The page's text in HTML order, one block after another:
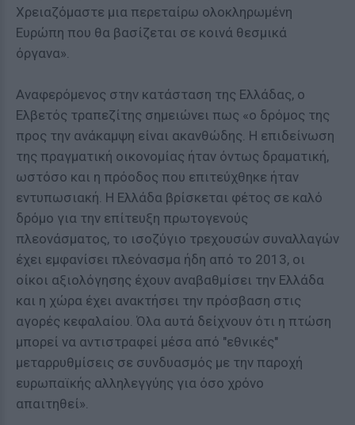
Χρειαζόμαστε μια περεταίρω ολοκληρωμένη
Ευρώπη που θα βασίζεται σε κοινά θεσμικά
όργανα».
Αναφερόμενος στην κατάσταση της Ελλάδας, ο
Ελβετός τραπεζίτης σημειώνει πως «ο δρόμος της
προς την ανάκαμψη είναι ακανθώδης. Η επιδείνωση
της πραγματική οικονομίας ήταν όντως δραματική,
ωστόσο και η πρόοδος που επιτεύχθηκε ήταν
εντυπωσιακή. Η Ελλάδα βρίσκεται φέτος σε καλό
δρόμο για την επίτευξη πρωτογενούς
πλεονάσματος, το ισοζύγιο τρεχουσών συναλλαγών
έχει εμφανίσει πλεόνασμα ήδη από το 2013, οι
οίκοι αξιολόγησης έχουν αναβαθμίσει την Ελλάδα
και η χώρα έχει ανακτήσει την πρόσβαση στις
αγορές κεφαλαίου. Όλα αυτά δείχνουν ότι η πτώση
μπορεί να αντιστραφεί μέσα από "εθνικές"
μεταρρυθμίσεις σε συνδυασμός με την παροχή
ευρωπαϊκής αλληλεγγύης για όσο χρόνο
απαιτηθεί».